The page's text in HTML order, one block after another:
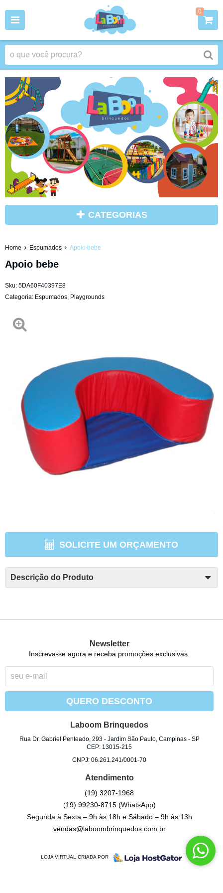
0
CATEGORIAS
Home Espumados Apoio bebe
Apoio bebe
Sku: 5DA60F40397E8
Categoria: Espumados, Playgrounds
SOLICITE UM ORÇAMENTO
Descrição do Produto
Newsletter
Inscreva-se agora e receba promoções exclusivas.
QUERO DESCONTO
Laboom Brinquedos
Rua Dr. Gabriel Penteado, 293- Jardim São Paulo, Campinas- SP
CEP: 13015-215
CNPJ: 06.261.241/0001-70
Atendimento
(19) 3207-1968
(19) 99230-8715 (WhatsApp)
Segunda à Sexta – 9h às 18h e Sábado – 9h às 13h
vendas@laboombrinquedos.com.br
LOJA VIRTUAL CRIADA POR